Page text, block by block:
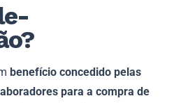
benefício concedido pelas
para a compra de